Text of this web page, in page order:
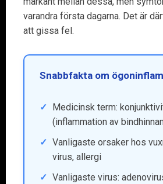
varandra första dagarna. Det är
att gissa fel.
Snabbfakta om
Medicinsk term:
(inflammation av
Vanligaste orsaker hos
virus, allergi
Vanligaste virus: